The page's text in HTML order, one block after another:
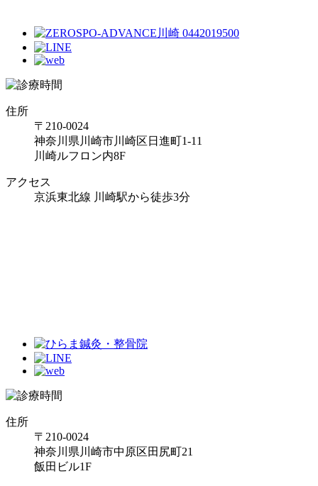
住所
〒210-0024
神奈川県川崎市川崎区日進町1-11
川崎ルフロン内8F
アクセス
京浜東北線 川崎駅から徒歩3分
住所
〒210-0024
神奈川県川崎市中原区田尻町21
飯田ビル1F